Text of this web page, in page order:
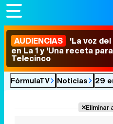
AUDIENCIAS 'La voz
en La 1 y 'Una receta
Telecinco
FórmulaTV Noticias 29
Eliminar